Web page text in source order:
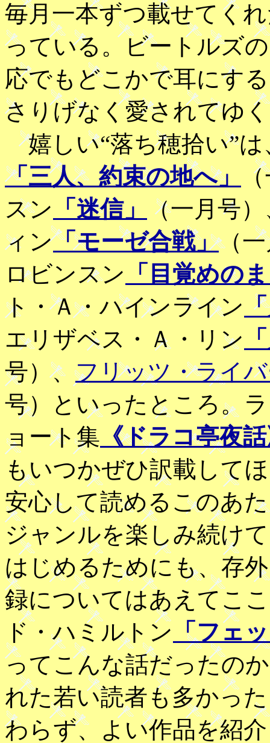
毎月一本ずつ載せてく
っている。ビートルズ
応でもどこかで耳にす
さりげなく愛されてゆ
嬉しい“落ち穂拾い”
「三人、約束の地へ」
スン 「迷信」
（一月号
ィン「モーゼ合戦」（
ロビンスン 「目覚めの
ト・Ａ・ハインライン
エリザベス・Ａ・リン
号）、フリッツ・ライ
号）といったところ。
ョート集 《ドラコ亭夜
もいつかぜひ訳載して
安心して読めるこのあ
ジャンルを楽しみ続け
はじめるためにも、存
録についてはあえてこ
ド・ハミルトン 「フェ
ってこんな話だったの
れた若い読者も多かっ
わらず、よい作品を紹